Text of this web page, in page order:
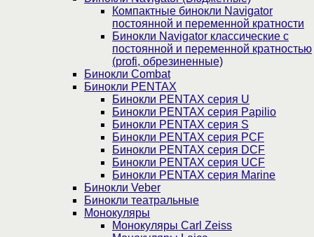
Компактные бинокли Navigator
постоянной и переменной кратности
Бинокли Navigator классические с
постоянной и переменной кратностью
(profi, обрезиненные)
Бинокли Combat
Бинокли PENTAX
Бинокли PENTAX серия U
Бинокли PENTAX серия Papilio
Бинокли PENTAX серия S
Бинокли PENTAX серия PCF
Бинокли PENTAX серия DCF
Бинокли PENTAX серия UCF
Бинокли PENTAX серия Marine
Бинокли Veber
Бинокли театральные
Монокуляры
Монокуляры Carl Zeiss